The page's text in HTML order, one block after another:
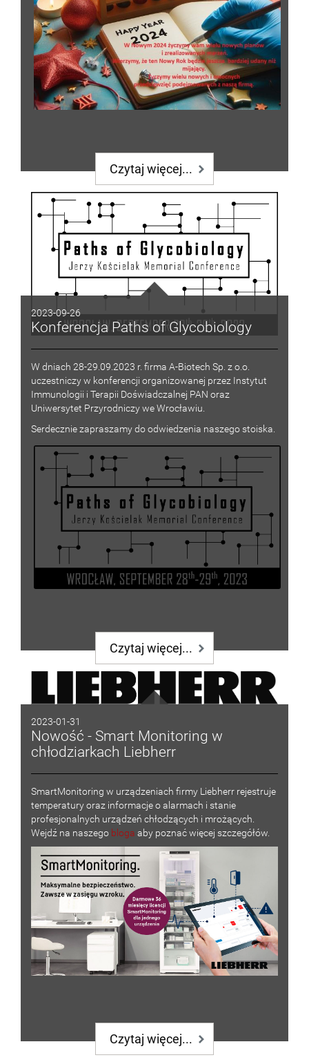
Czytaj więcej...
2023-09-26
Konferencja Paths of Glycobiology
W dniach 28-29.09.2023 r. firma A-Biotech Sp. z o.o.
uczestniczy w konferencji organizowanej przez Instytut
Immunologii i Terapii Doświadczalnej PAN oraz
Uniwersytet Przyrodniczy we Wrocławiu.
Serdecznie zapraszamy do odwiedzenia naszego stoiska.
Czytaj więcej...
2023-01-31
Nowość - Smart Monitoring w
chłodziarkach Liebherr
SmartMonitoring w urządzeniach firmy Liebherr rejestruje
temperatury oraz informacje o alarmach i stanie
profesjonalnych urządzeń chłodzących i mrożących.
Wejdź na naszego bloga aby poznać więcej szczegółów.
Czytaj więcej...